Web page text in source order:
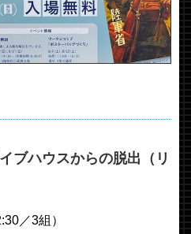
ブハウスからの脱出（リ
／3組）